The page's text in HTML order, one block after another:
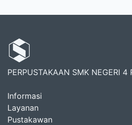
PERPUSTAKAAN SMK NEGERI 4
Informasi
Layanan
Pustakawan